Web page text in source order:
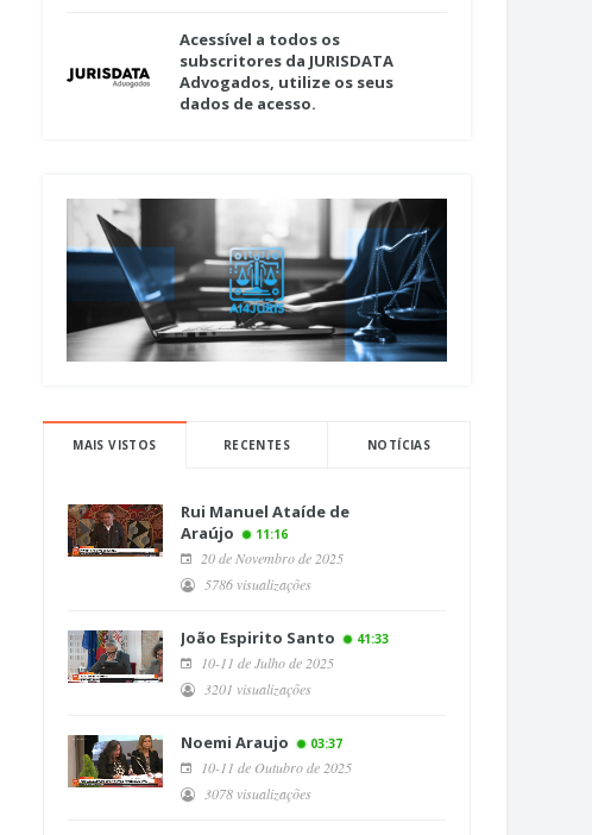
Acessível a todos os
subscritores da JURISDATA
Advogados, utilize os seus
dados de acesso.
MAIS VISTOS RECENTES NOTÍCIAS
Rui Manuel Ataíde de
Araújo
11:16
20 de Novembro de 2025
5786 visualizações
João Espirito Santo 41:33
10-11 de Julho de 2025
3201 visualizações
Noemi Araujo 03:37
10-11 de Outubro de 2025
3078 visualizações